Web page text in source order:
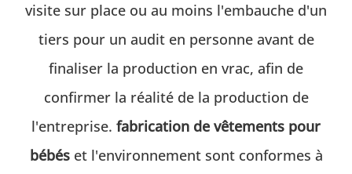
visite sur place ou au moins l'embauche d'un
tiers pour un audit en personne avant de
finaliser la production en vrac, afin de
confirmer la réalité de la production de
l'entreprise. fabrication de vêtements pour
bébéset l'environnement sont conformes à